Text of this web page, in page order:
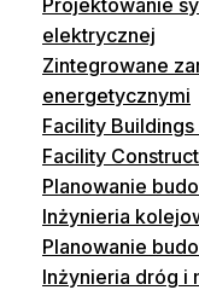
Projektowanie
elektrycznej
Zintegrowane
energetycznymi
Facility Buildings
Facility
Planowanie
Inżynieria
Planowanie
Inżynieria dróg i